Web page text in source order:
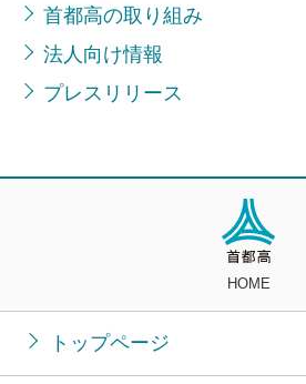
首都高の取り組み
法人向け情報
プレスリリース
HOME
トップページ